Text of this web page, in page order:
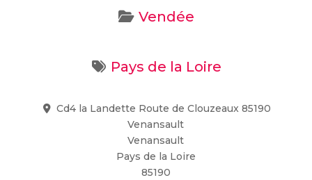
Vendée
Pays de la Loire
Cd4 la Landette Route de Clouzeaux 85190
Venansault
Venansault
Pays de la Loire
85190